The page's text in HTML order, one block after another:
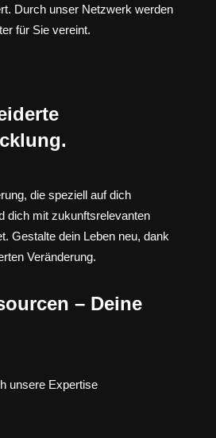
Durch unser Netzwerk werden
für Sie vereint.
die speziell auf dich
dich mit zukunftsrelevanten
Gestalte dein Leben neu, dank
Veränderung.
– Deine
unsere Expertise